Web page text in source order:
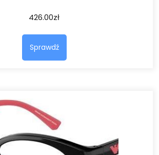
426.00zł
Sprawdź